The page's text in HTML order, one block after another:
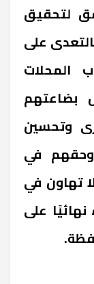
لتحقيق
على
المحلات
بضاعتهم
وتحسين
وحقهم في
تهاون في
على